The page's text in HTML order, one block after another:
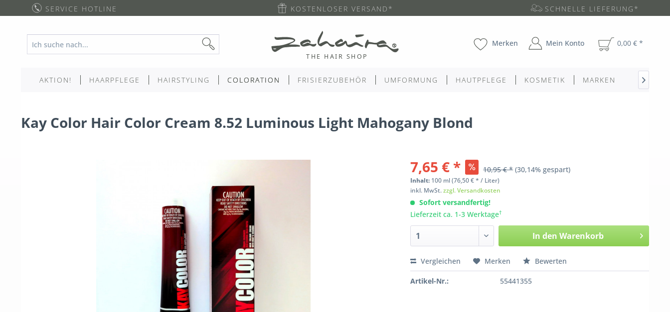
SERVICE HOTLINE KOSTENLOSER VERSAND* SCHNELLE LIEFERUNG*
Merken Mein Konto 0,00 € *
AKTION! HAARPFLEGE HAIRSTYLING COLORATION FRISIERZUBEHÖR UMFORMUNG HAUTPFLEGE KOSMETIK MARKEN 
Kay Color Hair Color Cream 8.52 Luminous Light Mahogany Blond
7,65 € * 10,95 € * (30,14% gespart)
Inhalt: 100 ml(76,50 € * / Liter)
inkl. MwSt.zzgl. Versandkosten
Sofort versandfertig!
Lieferzeit ca. 1-3 Werktage†
In den Warenkorb
Vergleichen Merken Bewerten
Artikel-Nr.: 55441355